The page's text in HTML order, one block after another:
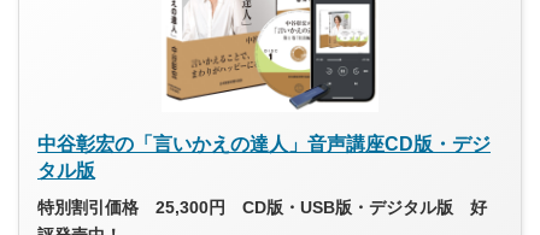
中谷彰宏の「言いかえの達人」音声講座CD版・デジ
タル版
特別割引価格 25,300円 CD版・USB版・デジタル版 好